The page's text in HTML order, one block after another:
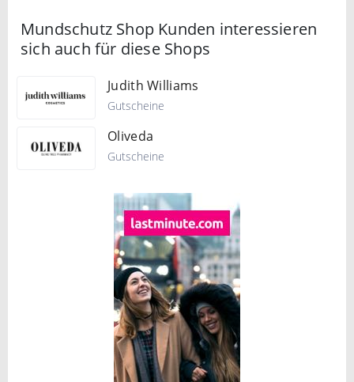
Mundschutz Shop Kunden interessieren
sich auch für diese Shops
Judith Williams
Gutscheine
Oliveda
Gutscheine